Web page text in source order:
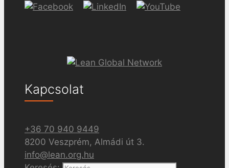
Kapcsolat
+36 70 940 9449
8200 Veszprém, Almádi út 3.
info@lean.org.hu